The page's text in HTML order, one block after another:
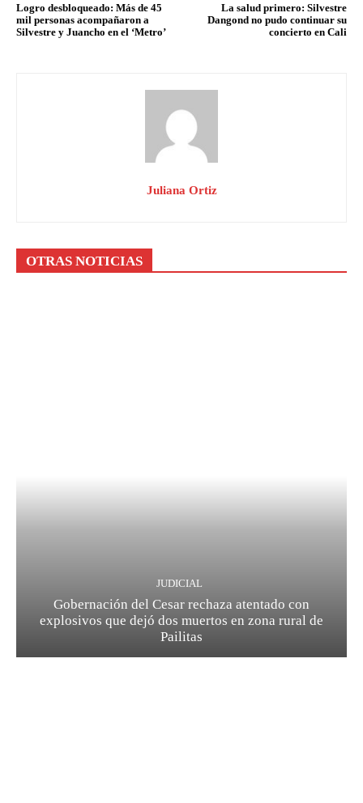
Logro desbloqueado: Más de 45
mil personas acompañaron a
Silvestre y Juancho en el ‘Metro’
La salud primero: Silvestre
Dangond no pudo continuar su
concierto en Cali
Juliana Ortiz
OTRAS NOTICIAS
JUDICIAL
Gobernación del Cesar rechaza atentado con
explosivos que dejó dos muertos en zona rural de
Pailitas